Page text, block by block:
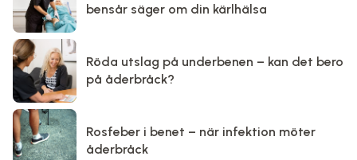
bensår säger om din kärlhälsa
Röda utslag på underbenen – kan det bero
på åderbråck?
Rosfeber i benet – när infektion möter
åderbråck